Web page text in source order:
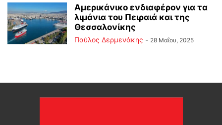
Αμερικάνικο ενδιαφέρον για τα
λιμάνια του Πειραιά και της
Θεσσαλονίκης
Παύλος Δερμενάκης - 28 Μαΐου, 2025